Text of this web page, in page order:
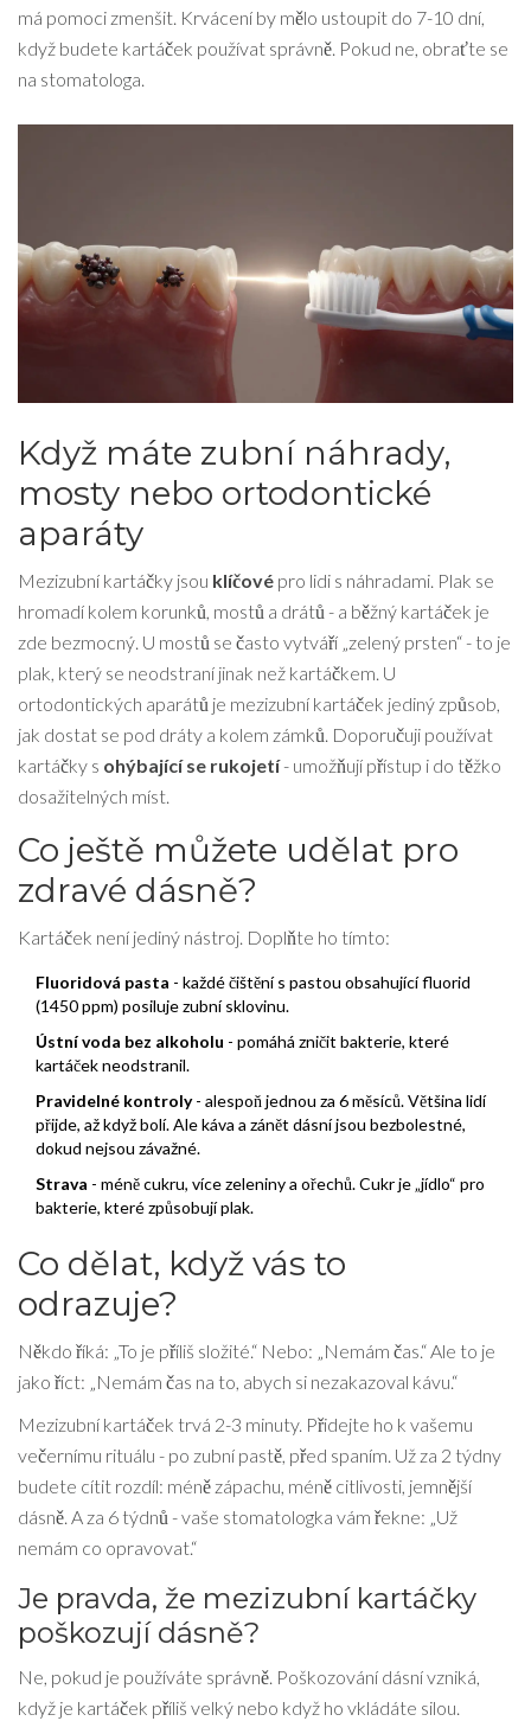
má pomoci zmenšit. Krvácení by mělo ustoupit do 7-10 dní,
když budete kartáček používat správně. Pokud ne, obraťte se
na stomatologa.
Když máte zubní náhrady,
mosty nebo ortodontické
aparáty
Mezizubní kartáčky jsou klíčové pro lidi s náhradami. Plak se
hromadí kolem korunků, mostů a drátů - a běžný kartáček je
zde bezmocný. U mostů se často vytváří „zelený prsten“ - to je
plak, který se neodstraní jinak než kartáčkem. U
ortodontických aparátů je mezizubní kartáček jediný způsob,
jak dostat se pod dráty a kolem zámků. Doporučuji používat
kartáčky s ohýbající se rukojetí- umožňují přístup i do těžko
dosažitelných míst.
Co ještě můžete udělat pro
zdravé dásně?
Kartáček není jediný nástroj. Doplňte ho tímto:
Fluoridová pasta - každé čištění s pastou obsahující fluorid
(1450 ppm) posiluje zubní sklovinu.
Ústní voda bez alkoholu - pomáhá zničit bakterie, které
kartáček neodstranil.
Pravidelné kontroly- alespoň jednou za 6 měsíců. Většina lidí
přijde, až když bolí. Ale káva a zánět dásní jsou bezbolestné,
dokud nejsou závažné.
Strava - méně cukru, více zeleniny a ořechů. Cukr je „jídlo“ pro
bakterie, které způsobují plak.
Co dělat, když vás to
odrazuje?
Někdo říká: „To je příliš složité.“ Nebo: „Nemám čas.“ Ale to je
jako říct: „Nemám čas na to, abych si nezakazoval kávu.“
Mezizubní kartáček trvá 2-3 minuty. Přidejte ho k vašemu
večernímu rituálu - po zubní pastě, před spaním. Už za 2 týdny
budete cítit rozdíl: méně zápachu, méně citlivosti, jemnější
dásně. A za 6 týdnů - vaše stomatologka vám řekne: „Už
nemám co opravovat.“
Je pravda, že mezizubní kartáčky
poškozují dásně?
Ne, pokud je používáte správně. Poškozování dásní vzniká,
když je kartáček příliš velký nebo když ho vkládáte silou.